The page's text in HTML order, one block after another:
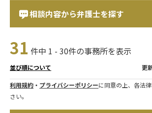
相談内容から弁護士を探す
31 件中 1 - 30件の事務所を表示
並び順について 更
利用規約 ・ プライバシーポリシーに同意の上、各法
さい。